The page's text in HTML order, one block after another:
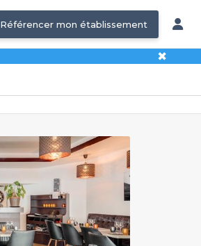
Référencer mon établissement
✖